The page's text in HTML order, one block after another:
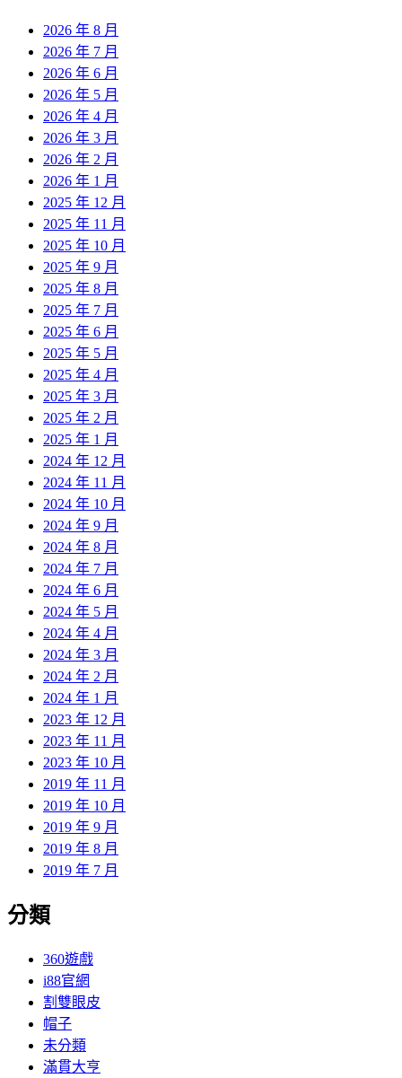
2026 年 8 月
2026 年 7 月
2026 年 6 月
2026 年 5 月
2026 年 4 月
2026 年 3 月
2026 年 2 月
2026 年 1 月
2025 年 12 月
2025 年 11 月
2025 年 10 月
2025 年 9 月
2025 年 8 月
2025 年 7 月
2025 年 6 月
2025 年 5 月
2025 年 4 月
2025 年 3 月
2025 年 2 月
2025 年 1 月
2024 年 12 月
2024 年 11 月
2024 年 10 月
2024 年 9 月
2024 年 8 月
2024 年 7 月
2024 年 6 月
2024 年 5 月
2024 年 4 月
2024 年 3 月
2024 年 2 月
2024 年 1 月
2023 年 12 月
2023 年 11 月
2023 年 10 月
2019 年 11 月
2019 年 10 月
2019 年 9 月
2019 年 8 月
2019 年 7 月
分類
360遊戲
i88官網
割雙眼皮
帽子
未分類
滿貫大亨